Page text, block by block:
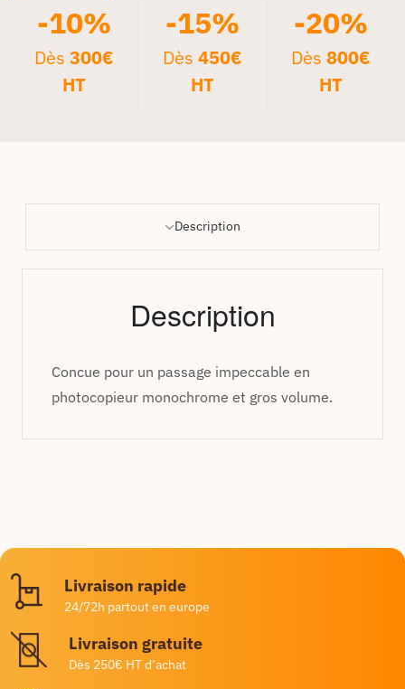
-10%
Dès300€
HT
-15%
Dès 450€
HT
-20%
Dès 800€
HT
Description
Description
Concue pour un passage impeccable en
photocopieur monochrome et gros volume.
Livraison rapide
24/72h partout en europe
Livraison gratuite
Dès 250€ HT d’achat